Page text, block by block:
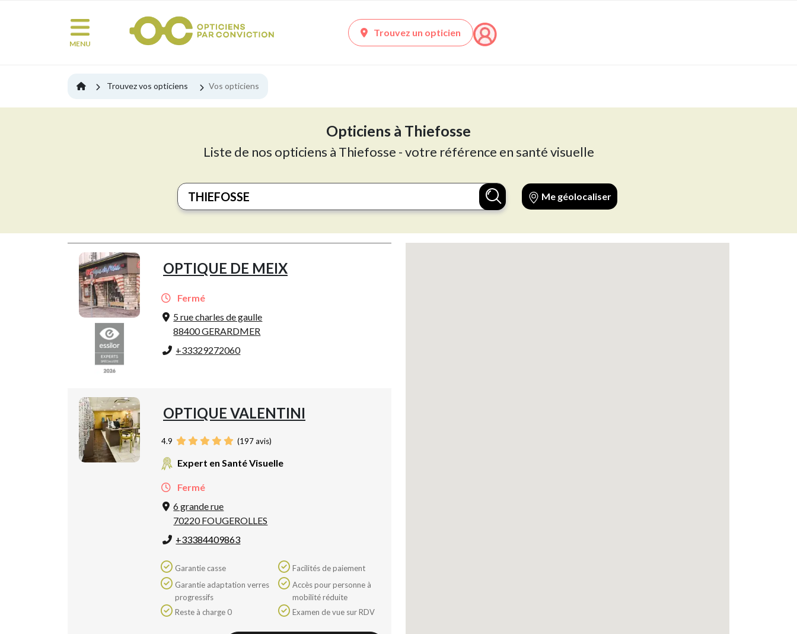
MENU
Trouvez un opticien
Trouvez vos opticiens Vos opticiens
Opticiens à Thiefosse
Liste de nos opticiens à Thiefosse - votre référence en santé visuelle
Me géolocaliser
OPTIQUE DE MEIX
Fermé
5 rue charles de gaulle
88400 GERARDMER
+33329272060
OPTIQUE VALENTINI
4.9 (197avis)
Expert en Santé Visuelle
Fermé
6 grande rue
70220 FOUGEROLLES
+33384409863
Garantie casse
progressifs
Reste à charge 0
Facilités de paiement
mobilité réduite
Examen de vue sur RDV